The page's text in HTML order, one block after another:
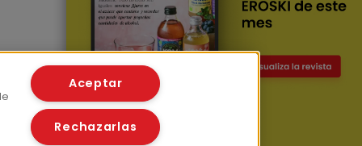
Aceptar
Rechazarlas